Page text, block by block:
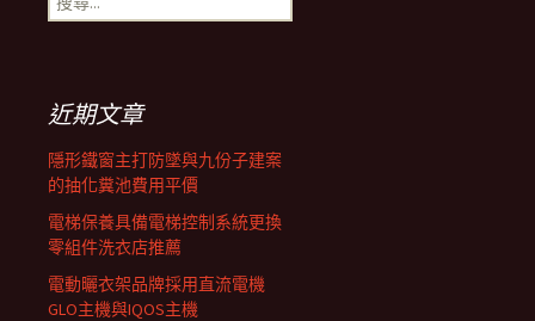
覽
列
尋
近期文章
隱形鐵窗主打防墜與九份子建案
的抽化糞池費用平價
電梯保養具備電梯控制系統更換
零組件洗衣店推薦
電動曬衣架品牌採用直流電機
GLO主機與IQOS主機